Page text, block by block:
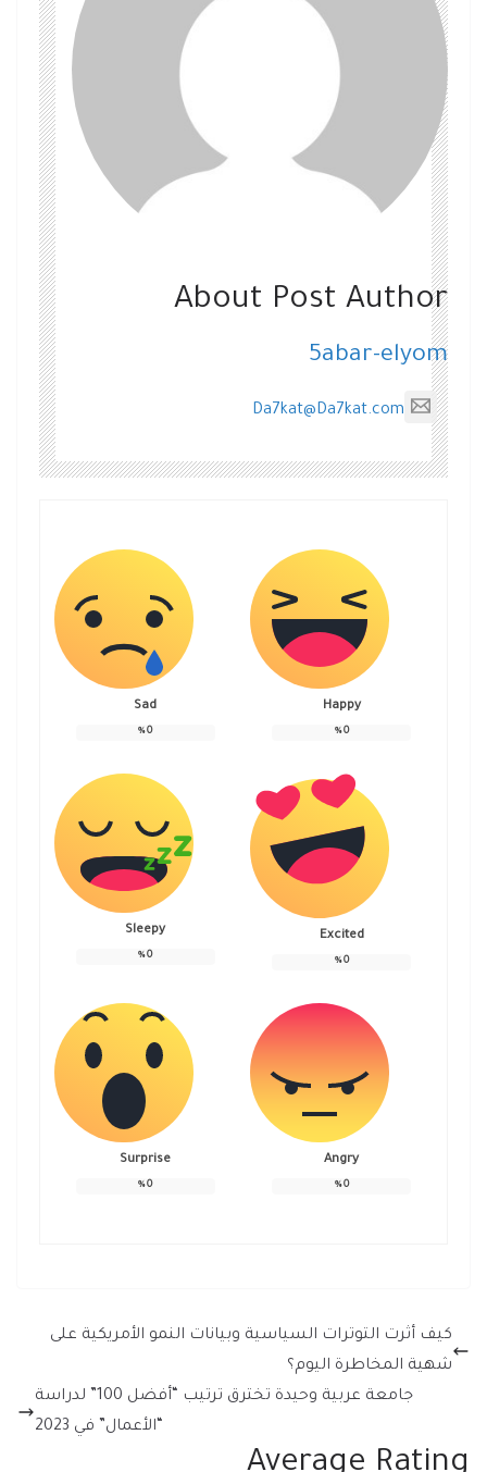
About Post Author
5abar-elyom
Da7kat@Da7kat.com
Happy
0
%
Sad
0
%
Excited
0
%
Sleepy
0
%
Angry
0
%
Surprise
0
%
كيف أثرت التوترات السياسية وبيانات النمو الأمريكية على
شهية المخاطرة اليوم؟
جامعة عربية وحيدة تخترق ترتيب “أفضل 100” لدراسة
“الأعمال” في 2023
Average Rating